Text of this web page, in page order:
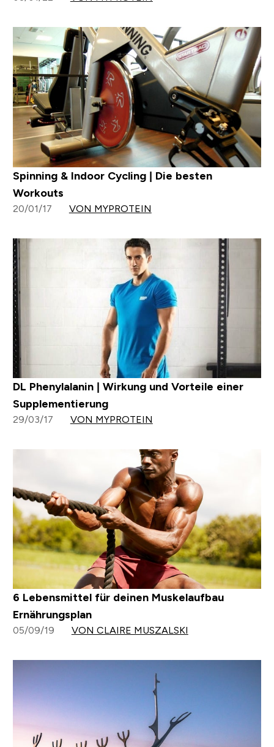
Spinning & Indoor Cycling | Die besten
Workouts
20/01/17 VON MYPROTEIN
DL Phenylalanin | Wirkung und Vorteile einer
Supplementierung
29/03/17 VON MYPROTEIN
6 Lebensmittel für deinen Muskelaufbau
Ernährungsplan
05/09/19 VON CLAIRE MUSZALSKI